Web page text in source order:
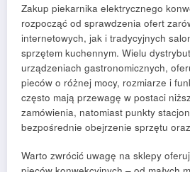
Zakup piekarnika elektrycznego
rozpocząć od sprawdzenia ofert
internetowych, jak i tradycyjnych
sprzętem kuchennym. Wielu
urządzeniach gastronomicznych,
pieców o różnej mocy, rozmiarze i
często mają przewagę w postaci
zamówienia, natomiast punkty
bezpośrednie obejrzenie sprzętu
Warto zwrócić uwagę na sklepy